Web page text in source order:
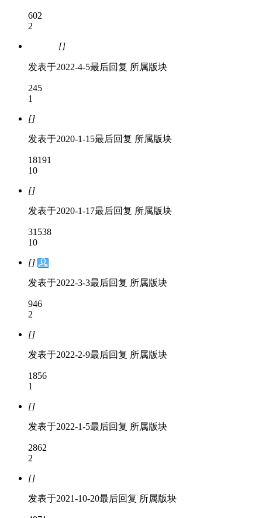
602
2
[]
发表于2022-4-5最后回复 所属版块
245
1
[]
发表于2020-1-15最后回复 所属版块
18191
10
[]
发表于2020-1-17最后回复 所属版块
31538
10
[]
发表于2022-3-3最后回复 所属版块
946
2
[]
发表于2022-2-9最后回复 所属版块
1856
1
[]
发表于2022-1-5最后回复 所属版块
2862
2
[]
发表于2021-10-20最后回复 所属版块